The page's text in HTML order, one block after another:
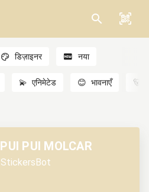
डिज़ाइनर नया
💫 एनिमेटेड 😊 भावनाएँ 🐻
PUI PUI MOLCAR
StickersBot